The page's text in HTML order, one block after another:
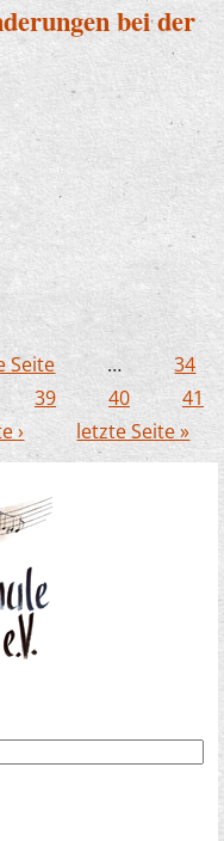
bei der
Änderungen bei
Seite …
34
39 40
41
› letzte Seite »